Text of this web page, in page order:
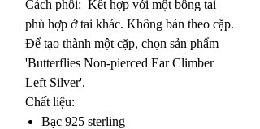
Cách phối: Kết hợp với một bông tai
phù hợp ở tai khác. Không bán theo cặp.
Để tạo thành một cặp, chọn sản phẩm
'Butterflies Non-pierced Ear Climber
Left Silver'.
Chất liệu:
Bạc 925 sterling